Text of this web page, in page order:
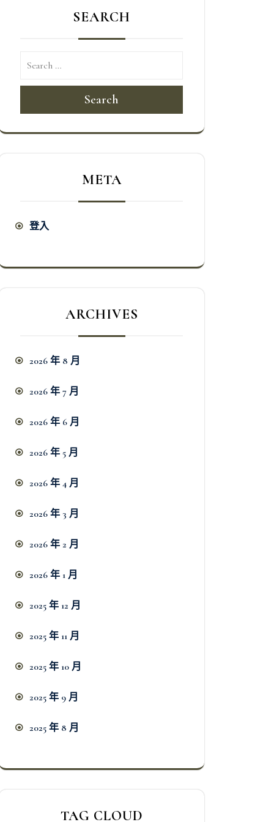
SEARCH
Search
META
登入
ARCHIVES
2026 年 8 月
2026 年 7 月
2026 年 6 月
2026 年 5 月
2026 年 4 月
2026 年 3 月
2026 年 2 月
2026 年 1 月
2025 年 12 月
2025 年 11 月
2025 年 10 月
2025 年 9 月
2025 年 8 月
TAG CLOUD